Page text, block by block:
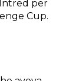
per
Cup.